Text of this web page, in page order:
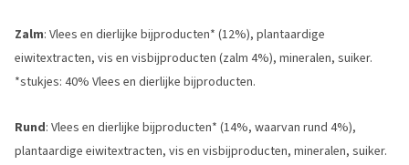
Zalm: Vlees en dierlijke bijproducten* (12%), plantaardige
eiwitextracten, vis en visbijproducten (zalm 4%), mineralen, suiker.
*stukjes: 40% Vlees en dierlijke bijproducten.
Rund: Vlees en dierlijke bijproducten* (14%, waarvan rund 4%),
plantaardige eiwitextracten, vis en visbijproducten, mineralen, suiker.